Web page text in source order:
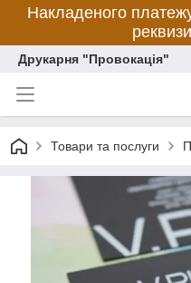
Накладеного
Друкарня "Провокація"
Товари та послуги